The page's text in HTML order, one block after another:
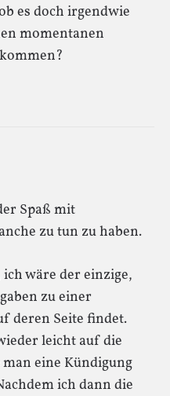
es doch irgendwie
momentanen
Spaß mit
zu tun zu haben.
wäre der einzige,
zu einer
deren Seite findet.
leicht auf die
eine Kündigung
ich dann die